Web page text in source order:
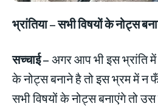
भ्रांतिया– सभी विषयों के नोट्स
सच्चाई – अगर आप भी इस भ्रांति
के नोट्स बनाने है तो इस भ्रम में
सभी विषयों के नोट्स बनाएंगे तो